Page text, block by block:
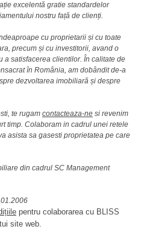
excelentă gratie standardelor
nostru față de clienți.
cu proprietarii și cu toate
precum și cu investitorii, avand o
a satisfacerea clientilor. În calitate de
în România, am dobândit de-a
dezvoltarea imobiliară și despre
te rugam contacteaza-ne si revenim
timp. Colaboram in cadrul unei retele
asista sa gasesti proprietatea pe care
din cadrul SC Management
pentru colaborarea cu BLISS
site web.